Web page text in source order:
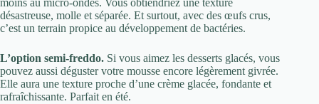
moins au micro-ondes. Vous obtiendriez une texture
désastreuse, molle et séparée. Et surtout, avec des œufs crus,
c’est un terrain propice au développement de bactéries.
L’option semi-freddo. Si vous aimez les desserts glacés, vous
pouvez aussi déguster votre mousse encore légèrement givrée.
Elle aura une texture proche d’une crème glacée, fondante et
rafraîchissante. Parfait en été.